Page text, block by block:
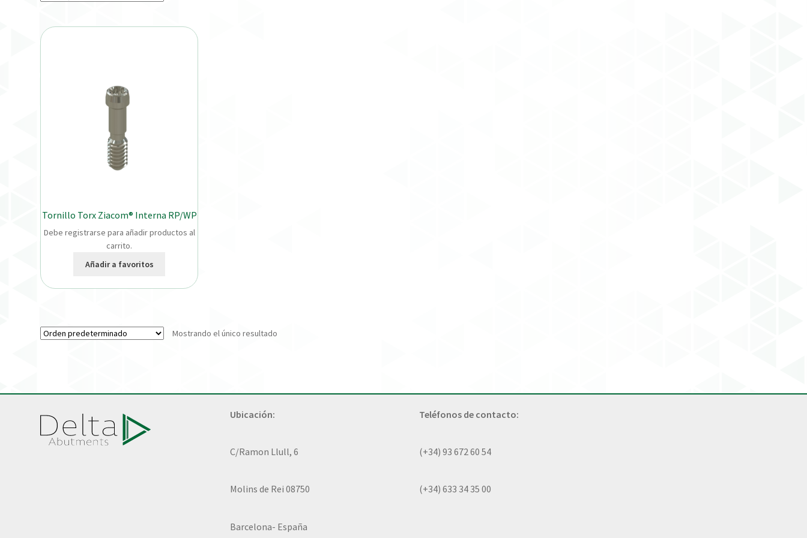
Tornillo Torx Ziacom® Interna RP/WP
Debe registrarse para añadir productos al
carrito.
Añadir a favoritos
Mostrando el único resultado
Ubicación:
C/Ramon Llull, 6
Molins de Rei 08750
Barcelona- España
Teléfonos de contacto:
(+34) 93 672 60 54
(+34) 633 34 35 00